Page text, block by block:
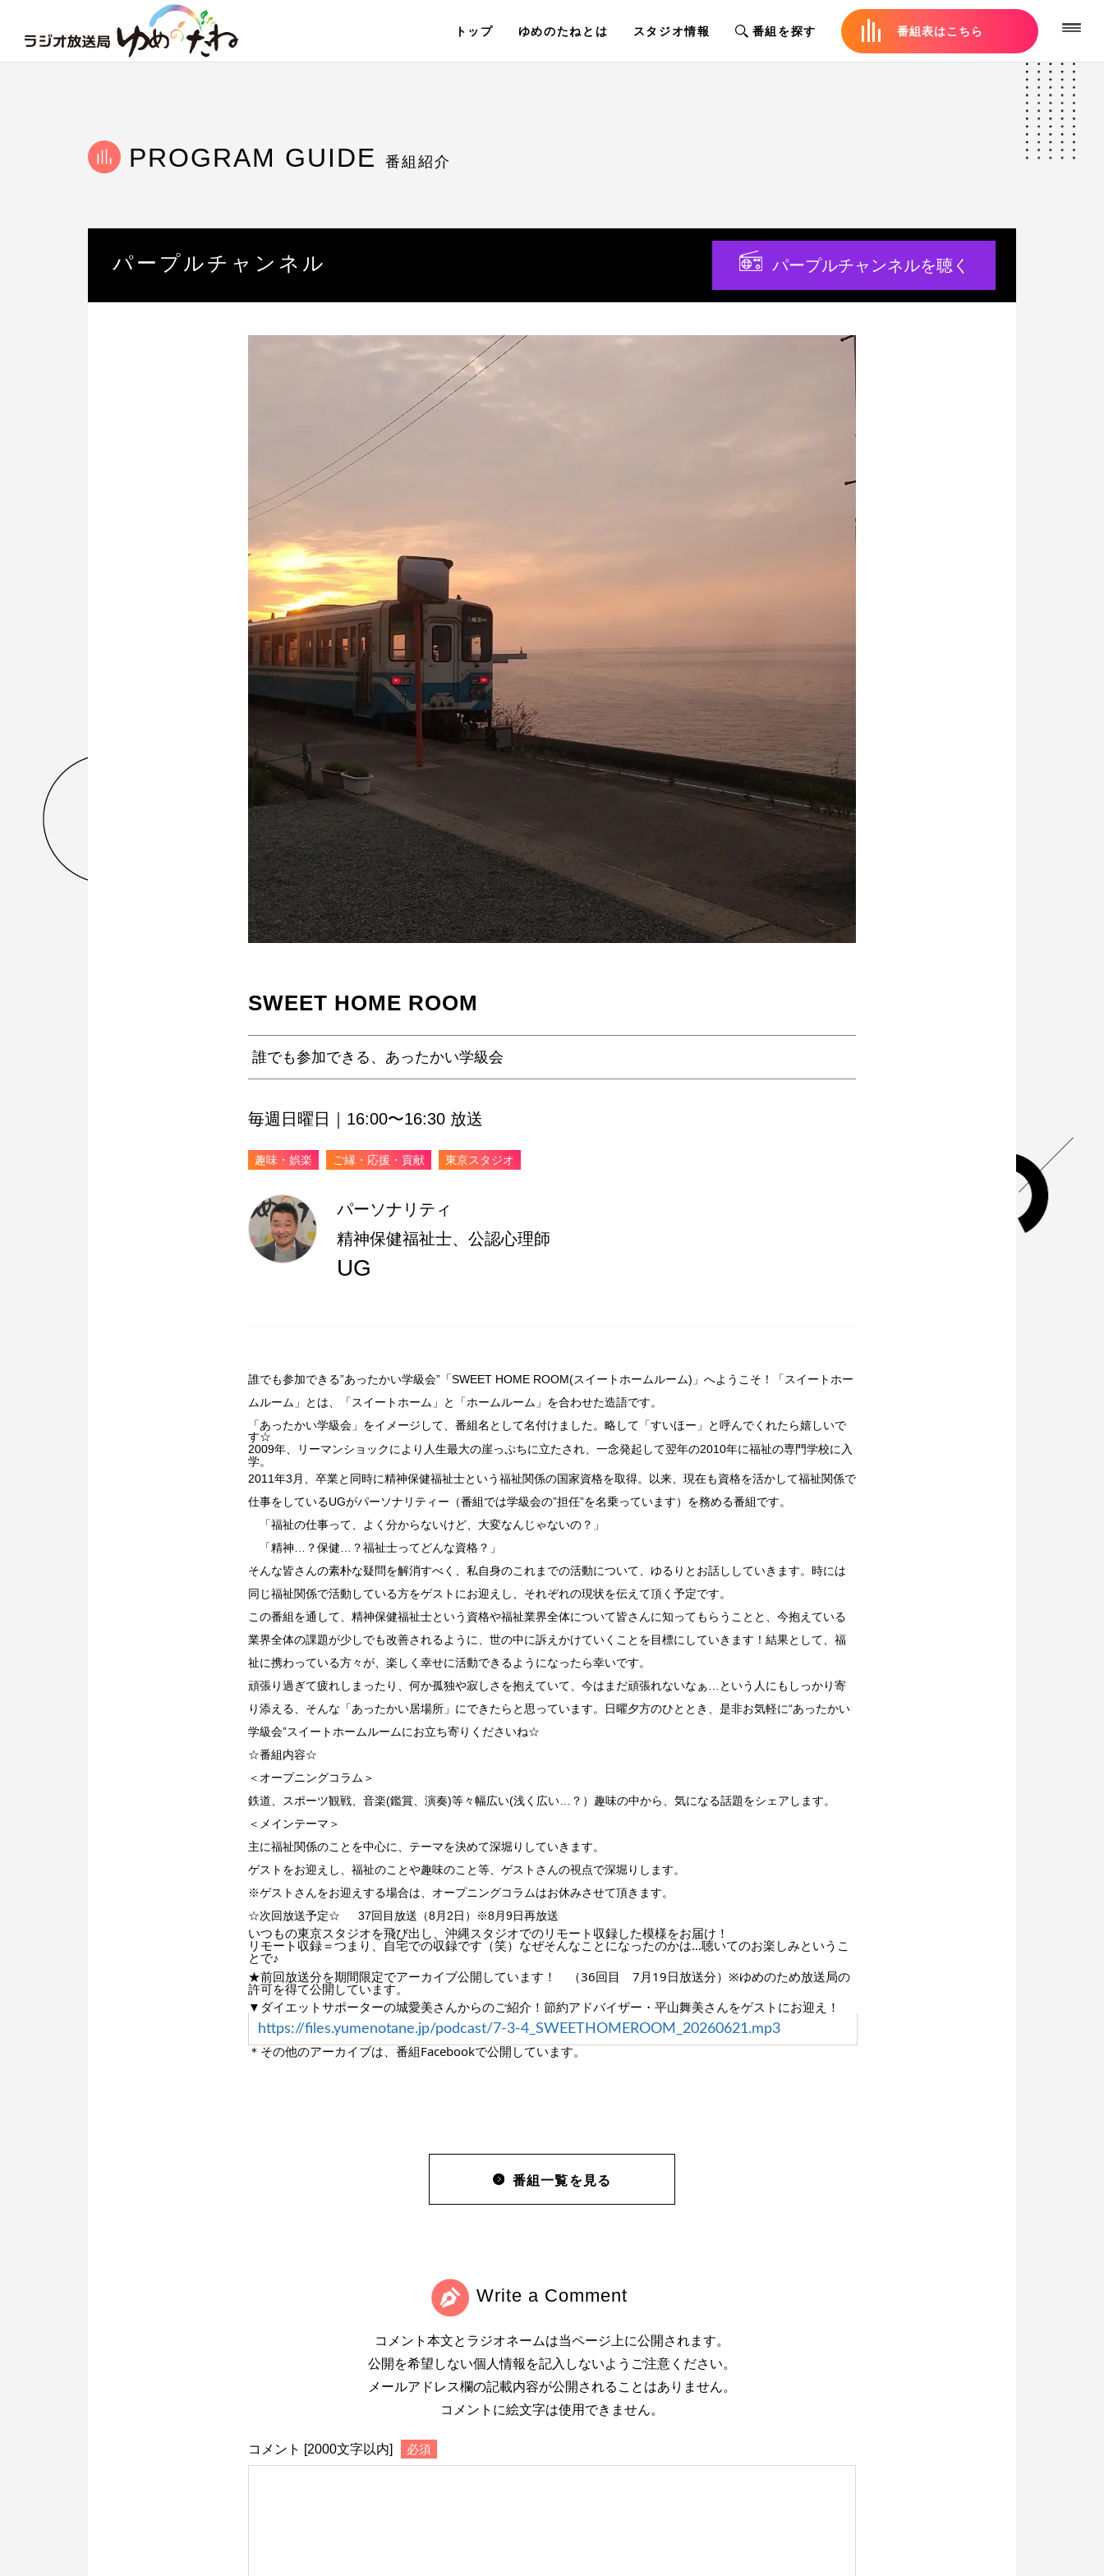
トップ ゆめのたねとは スタジオ情報 番組を探す 番組表はこちら
PROGRAM GUIDE 番組紹介
パープルチャンネル パープルチャンネルを聴く
SWEET HOME ROOM
誰でも参加できる、あったかい学級会
毎週日曜日｜16:00〜16:30 放送
趣味・娯楽 ご縁・応援・貢献 東京スタジオ
パーソナリティ
精神保健福祉士、公認心理師
UG
誰でも参加できる”あったかい学級会”「SWEET HOME ROOM(スイートホームルーム)」へようこそ！
「スイートホー
ムルーム」とは、「スイートホーム」と「ホームルーム」を合わせた造語です。
「あったかい学級会」をイメージして、番組名として名付けました。 略して「すいほー」と呼んでくれたら嬉しいで
す☆
2009年、リーマンショックにより人生最大の崖っぷちに立たされ、一念発起して翌年の2010年に福祉の専門学校に入
学。
2011年3月、卒業と同時に精神保健福祉士という福祉関係の国家資格を取得。以来、現在も資格を活かして福祉関係で
仕事をしているUGがパーソナリティー（番組では学級会の”担任”を名乗っています）を務める番組です。
「福祉の仕事って、よく分からないけど、大変なんじゃないの？」
「精神…？保健…？福祉士ってどんな資格？」
そんな皆さんの素朴な疑問を解消すべく、私自身のこれまでの活動について、ゆるりとお話ししていきます。 時には
同じ福祉関係で活動している方をゲストにお迎えし、それぞれの現状を伝えて頂く予定です。
この番組を通して、精神保健福祉士という資格や福祉業界全体について皆さんに知ってもらうことと、今抱えている
業界全体の課題が少しでも改善されるように、世の中に訴えかけていくことを目標にしていきます！ 結果として、福
祉に携わっている方々が、楽しく幸せに活動できるようになったら幸いです。
頑張り過ぎて疲れしまったり、何か孤独や寂しさを抱えていて、今はまだ頑張れないなぁ…という人にもしっかり寄
り添える、そんな「あったかい居場所」にできたらと思っています。日曜夕方のひととき、是非お気軽に“あったかい
学級会”スイートホームルームにお立ち寄りくださいね☆
☆番組内容☆
＜オープニングコラム＞
鉄道、スポーツ観戦、音楽(鑑賞、演奏)等々幅広い(浅く広い…？）趣味の中から、気になる話題をシェアします。
＜メインテーマ＞
主に福祉関係のことを中心に、テーマを決めて深堀りしていきます。
ゲストをお迎えし、福祉のことや趣味のこと等、ゲストさんの視点で深堀りします。
※ゲストさんをお迎えする場合は、オープニングコラムはお休みさせて頂きます。
☆次回放送予定☆ 37回目放送（8月2日）※8月9日再放送
いつもの東京スタジオを飛び出し、沖縄スタジオでのリモート収録した模様をお届け！
リモート収録＝つまり、自宅での収録です（笑）なぜそんなことになったのかは…聴いてのお楽しみというこ
とで♪
★前回放送分を期間限定でアーカイブ公開しています！　（36回目　7月19日放送分）※ゆめのため放送局の
許可を得て公開しています。
▼ダイエットサポーターの城愛美さんからのご紹介！節約アドバイザー・平山舞美さんをゲストにお迎え！
https://files.yumenotane.jp/podcast/7-3-4_SWEETHOMEROOM_20260621.mp3
＊その他のアーカイブは、番組Facebookで公開しています。
番組一覧を見る
Write a Comment
コメント本文とラジオネームは当ページ上に公開されます。
公開を希望しない個人情報を記入しないようご注意ください。
メールアドレス欄の記載内容が公開されることはありません。
コメントに絵文字は使用できません。
コメント [2000文字以内] 必須